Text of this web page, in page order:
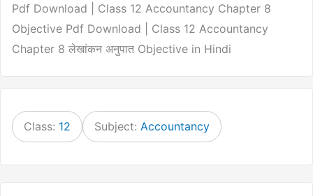
Pdf Download | Class 12 Accountancy Chapter 8
Objective Pdf Download | Class 12 Accountancy
Chapter 8 लेखांकन अनुपात Objective in Hindi
Class: 12 Subject: Accountancy